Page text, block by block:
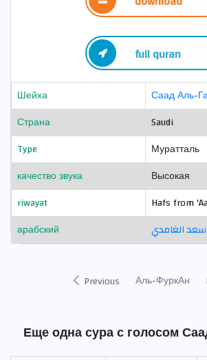
full quran
Шейха
Саад Аль-
Страна
Saudi
Type
Муратталь
качество звука
Высокая
riwayat
Hafs from
арабский
سعد الغامدي
Previous Аль-ФуркАн
Еще одна сура с голосом